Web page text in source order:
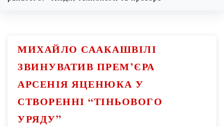
МИХАЙЛО СААКАШВІЛІ
ЗВИНУВАТИВ ПРЕМ’ЄРА
АРСЕНІЯ ЯЦЕНЮКА У
СТВОРЕННІ “ТІНЬОВОГО
УРЯДУ”